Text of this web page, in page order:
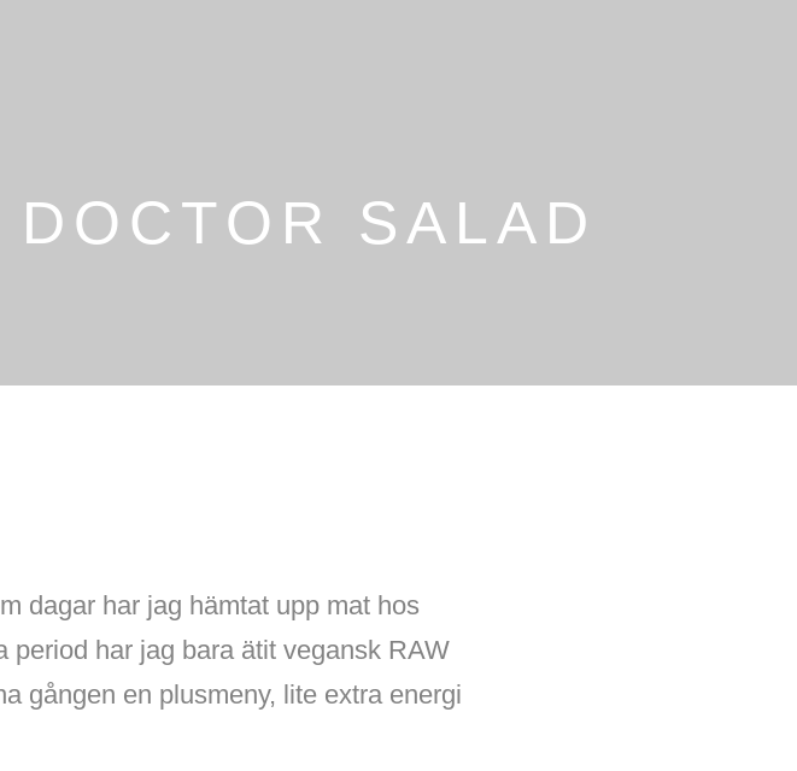
SALAD
dagar har jag hämtat upp mat hos
har jag bara ätit vegansk RAW
gången en plusmeny, lite extra energi